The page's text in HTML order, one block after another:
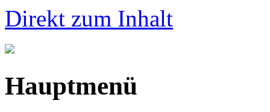
Direkt zum Inhalt
Hauptmenü